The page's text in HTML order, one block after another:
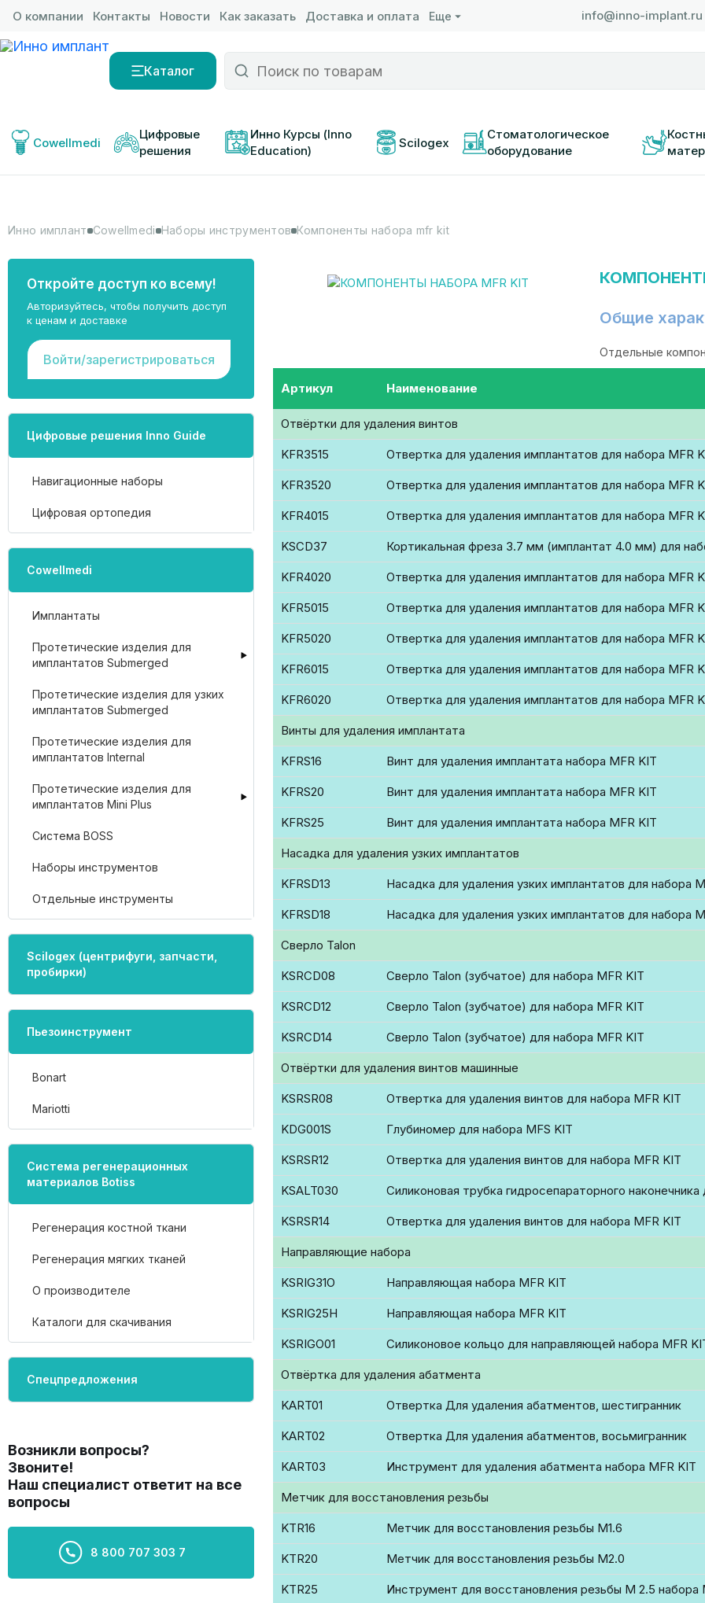
О компании Контакты Новости Как заказать Доставка и оплата Еще info@inno-implant.ru
Каталог
Cowellmedi
Цифровые
решения
Инно Курсы (Inno
Education)
Scilogex
Стоматологическое
оборудование
Инно имплант Cowellmedi Наборы инструментов Компоненты набора mfr kit
Откройте доступ ко всему!
Авторизуйтесь, чтобы получить доступ
к ценам и доставке
Войти/зарегистрироваться
Цифровые решения Inno Guide
Навигационные наборы
Цифровая ортопедия
Cowellmedi
Имплантаты
Протетические изделия для
имплантатов Submerged
Протетические изделия для узких
имплантатов Submerged
Протетические изделия для
имплантатов Internal
Протетические изделия для
имплантатов Mini Plus
Система BOSS
Наборы инструментов
Отдельные инструменты
Scilogex (центрифуги, запчасти,
пробирки)
Пьезоинструмент
Bonart
Mariotti
Система регенерационных
материалов Botiss
Регенерация костной ткани
Регенерация мягких тканей
О производителе
Каталоги для скачивания
Спецпредложения
Возникли вопросы?
Звоните!
Наш специалист ответит на все
вопросы
8 800 707 303 7
Общие
Отдельные
Артикул Наименование
Отвёртки для удаления винтов
KFR3515 Отвертка для удаления имплантатов для набора MFR
KFR3520 Отвертка для удаления имплантатов для набора MFR
KFR4015 Отвертка для удаления имплантатов для набора MFR
KSCD37 Кортикальная фреза 3.7 мм (имплантат 4.0 мм) для
KFR4020 Отвертка для удаления имплантатов для набора MFR
KFR5015 Отвертка для удаления имплантатов для набора MFR
KFR5020 Отвертка для удаления имплантатов для набора MFR
KFR6015 Отвертка для удаления имплантатов для набора MFR
KFR6020 Отвертка для удаления имплантатов для набора MFR
Винты для удаления имплантата
KFRS16 Винт для удаления имплантата набора MFR KIT
KFRS20 Винт для удаления имплантата набора MFR KIT
KFRS25 Винт для удаления имплантата набора MFR KIT
Насадка для удаления узких имплантатов
KFRSD13 Насадка для удаления узких имплантатов для набора
KFRSD18 Насадка для удаления узких имплантатов для набора
Сверло Talon
KSRCD08 Сверло Talon (зубчатое) для набора MFR KIT
KSRCD12 Сверло Talon (зубчатое) для набора MFR KIT
KSRCD14 Сверло Talon (зубчатое) для набора MFR KIT
Отвёртки для удаления винтов машинные
KSRSR08 Отвертка для удаления винтов для набора MFR KIT
KDG001S Глубиномер для набора MFS KIT
KSRSR12 Отвертка для удаления винтов для набора MFR KIT
KSALT030 Силиконовая трубка гидросепараторного наконечника
KSRSR14 Отвертка для удаления винтов для набора MFR KIT
Направляющие набора
KSRIG31O Направляющая набора MFR KIT
KSRIG25H Направляющая набора MFR KIT
KSRIGO01 Силиконовое кольцо для направляющей набора MFR
Отвёртка для удаления абатмента
KART01 Отвертка Для удаления абатментов, шестигранник
KART02 Отвертка Для удаления абатментов, восьмигранник
KART03 Инструмент для удаления абатмента набора MFR KIT
Метчик для восстановления резьбы
KTR16 Метчик для восстановления резьбы М1.6
KTR20 Метчик для восстановления резьбы М2.0
KTR25 Инструмент для восстановления резьбы М 2.5 набора